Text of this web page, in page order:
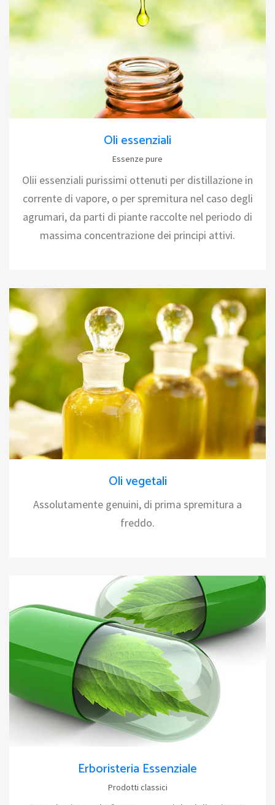
Oli essenziali
Essenze pure
Olii essenziali purissimi ottenuti per distillazione in
corrente di vapore, o per spremitura nel caso degli
agrumari, da parti di piante raccolte nel periodo di
massima concentrazione dei principi attivi.
Oli vegetali
Assolutamente genuini, di prima spremitura a
freddo.
Erboristeria Essenziale
Prodotti classici